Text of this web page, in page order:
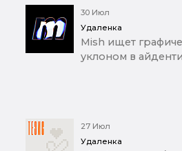
30 Июл
Удаленка
Mish ищет
уклоном в
27 Июл
Удаленка